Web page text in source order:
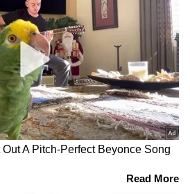
സ്വര്‍ണത്തിന് 200 രൂപ
45,680 രൂപ
മാറ്റമില്ലാതെ
45,680 രൂപ
പവന്‍ സ്വര്‍ണത്തിന് 200 രൂപ
45,880 രൂപ
മാറ്റമില്ലാതെ
45,880 രൂപ
600 രൂപ വർദ്ധിച്ചു